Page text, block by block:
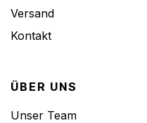
Versand
Kontakt
ÜBER UNS
Unser Team